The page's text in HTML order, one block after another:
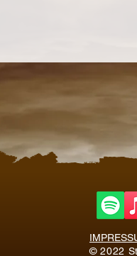
© 2022